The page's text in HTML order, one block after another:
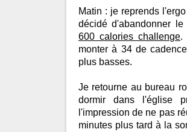
Matin : je reprends
décidé d'abandonner
600 calories challenge.
monter à 34 de
plus basses.
Je retourne au bureau
dormir dans l'église
l'impression de ne pas
minutes plus tard à la